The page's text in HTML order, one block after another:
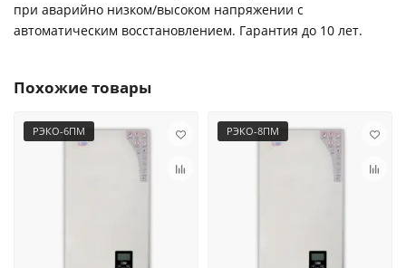
при аварийно низком/высоком напряжении с
автоматическим восстановлением. Гарантия до 10 лет.
Похожие товары
РЭКО-6ПМ РЭКО-8ПМ